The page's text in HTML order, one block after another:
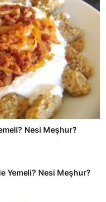
Nesi Meşhur?
Yemeli? Nesi Meşhur?